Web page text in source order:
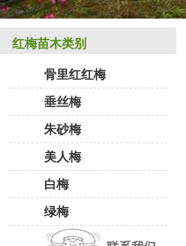
红梅苗木类别
骨里红红梅
垂丝梅
朱砂梅
美人梅
白梅
绿梅